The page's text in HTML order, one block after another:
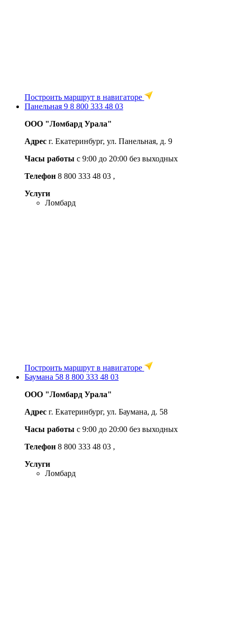
Построить маршрут в навигаторе
Панельная 9 8 800 333 48 03
ООО "Ломбард Урала"
Адрес г. Екатеринбург, ул. Панельная, д. 9
Часы работы с 9:00 до 20:00 без выходных
Телефон 8 800 333 48 03 ,
Услуги
Ломбард
Построить маршрут в навигаторе
Баумана 58 8 800 333 48 03
ООО "Ломбард Урала"
Адрес г. Екатеринбург, ул. Баумана, д. 58
Часы работы c 9:00 до 20:00 без выходных
Телефон 8 800 333 48 03 ,
Услуги
Ломбард